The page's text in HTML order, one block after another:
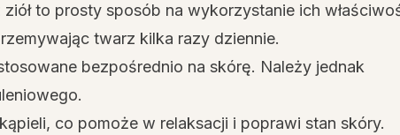
to prosty sposób na wykorzystanie ich
twarz kilka razy dziennie.
bezpośrednio na skórę. Należy jednak
co pomoże w relaksacji i poprawi stan skóry.